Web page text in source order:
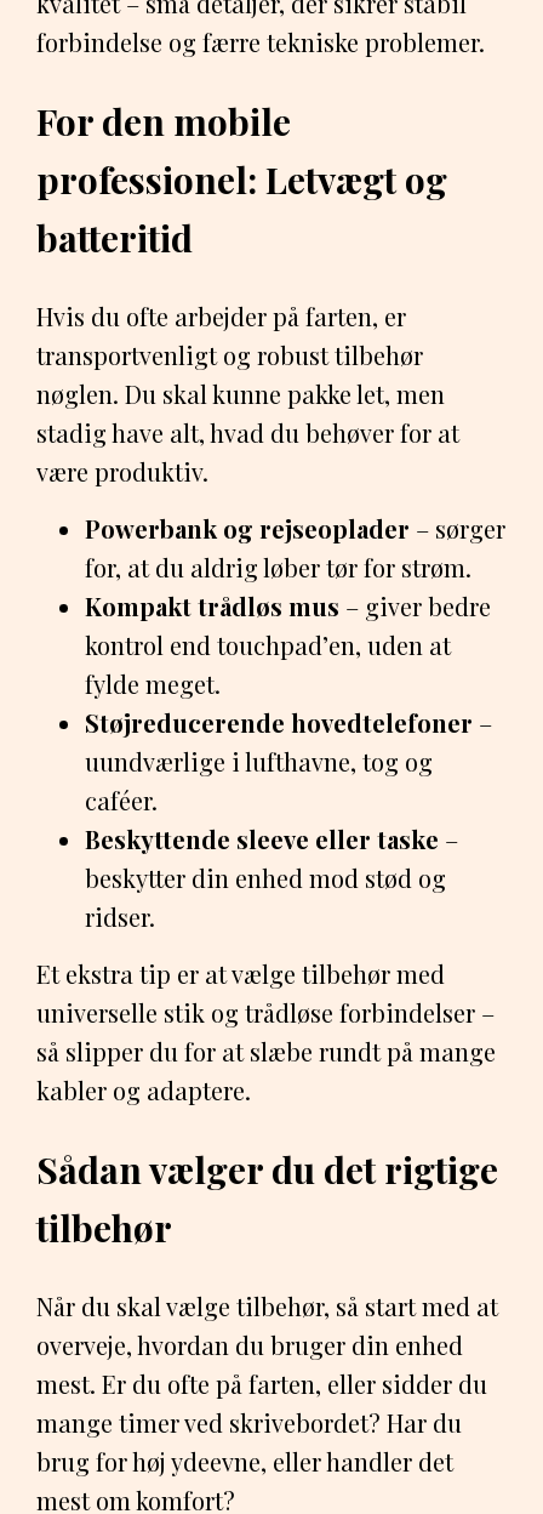
forbindelse og færre tekniske problemer.
For den mobile
professionel: Letvægt og
batteritid
Hvis du ofte arbejder på farten, er
transportvenligt og robust tilbehør
nøglen. Du skal kunne pakke let, men
stadig have alt, hvad du behøver for at
være produktiv.
Powerbank og rejseoplader – sørger
for, at du aldrig løber tør for strøm.
Kompakt trådløs mus – giver bedre
kontrol end touchpad’en, uden at
fylde meget.
Støjreducerende hovedtelefoner –
uundværlige i lufthavne, tog og
caféer.
Beskyttende sleeve eller taske –
beskytter din enhed mod stød og
ridser.
Et ekstra tip er at vælge tilbehør med
universelle stik og trådløse forbindelser –
så slipper du for at slæbe rundt på mange
kabler og adaptere.
Sådan vælger du det rigtige
tilbehør
Når du skal vælge tilbehør, så start med at
overveje, hvordan du bruger din enhed
mest. Er du ofte på farten, eller sidder du
mange timer ved skrivebordet? Har du
brug for høj ydeevne, eller handler det
mest om komfort?